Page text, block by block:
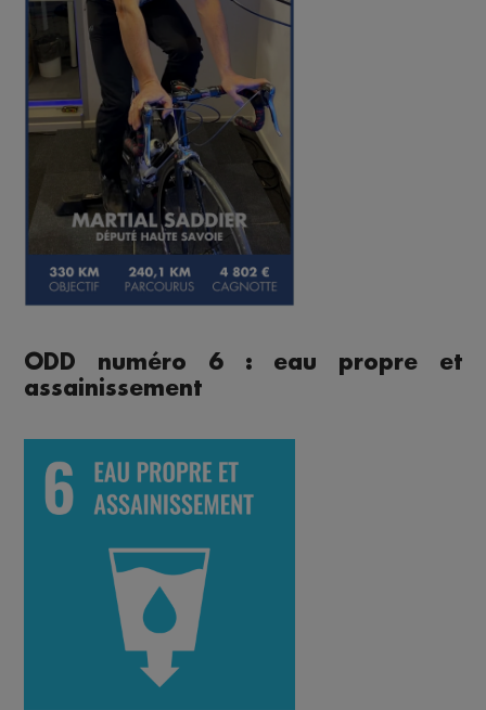
ODD numéro 6 : eau propre et
assainissement